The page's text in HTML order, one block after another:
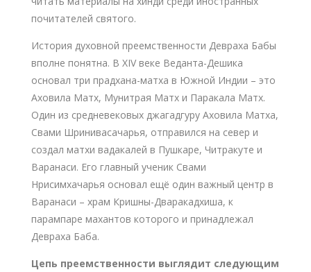
почитателей святого.
История духовной преемственности Девраха Бабы
вполне понятна. В XIV веке Веданта-Дешика
основал три прадхана-матха в Южной Индии – это
Аховила Матх, Мунитрая Матх и Паракала Матх.
Один из средневековых джагадгуру Аховила Матха,
Свами Шринивасачарья, отправился на север и
создал матхи вадакалей в Пушкаре, Читракуте и
Варанаси. Его главный ученик Свами
Нрисимхачарья основал ещё один важный центр в
Варанаси – храм Кришны-Дваракадхиша, к
парампаре махантов которого и принадлежал
Девраха Баба.
Цепь преемственности выглядит следующим